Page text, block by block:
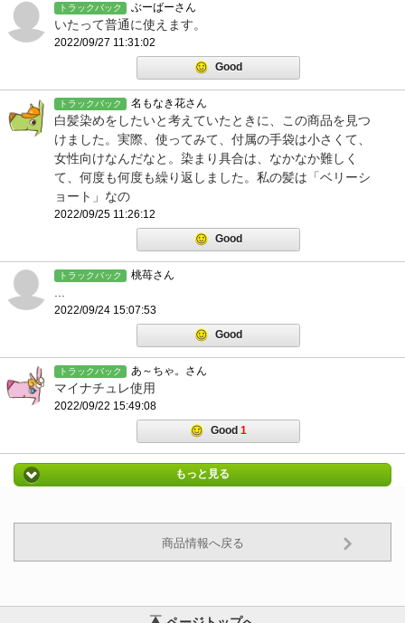
トラックバック ぶーばーさん
いたって普通に使えます。
2022/09/27 11:31:02
Good
トラックバック 名もなき花さん
白髪染めをしたいと考えていたときに、この商品を見つ
けました。実際、使ってみて、付属の手袋は小さくて、
女性向けなんだなと。染まり具合は、なかなか難しく
て、何度も何度も繰り返しました。私の髪は「ベリーシ
ョート」なの
2022/09/25 11:26:12
Good
トラックバック 桃苺さん
2022/09/24 15:07:53
Good
トラックバック あ～ちゃ。さん
マイナチュレ使用
2022/09/22 15:49:08
Good 1
もっと見る
商品情報へ戻る